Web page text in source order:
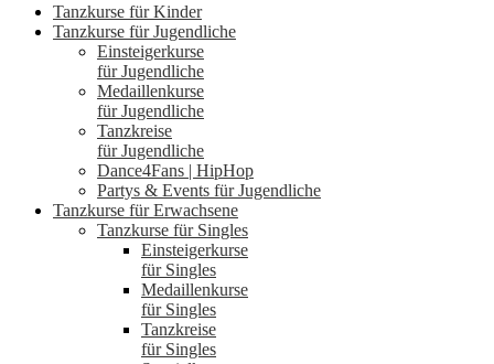
Tanzkurse für Kinder
Tanzkurse für Jugendliche
Einsteigerkurse
für Jugendliche
Medaillenkurse
für Jugendliche
Tanzkreise
für Jugendliche
Dance4Fans | HipHop
Partys & Events für Jugendliche
Tanzkurse für Erwachsene
Tanzkurse für Singles
Einsteigerkurse
für Singles
Medaillenkurse
für Singles
Tanzkreise
für Singles